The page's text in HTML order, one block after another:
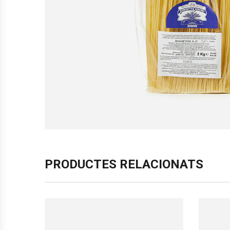
PRODUCTES RELACIONATS